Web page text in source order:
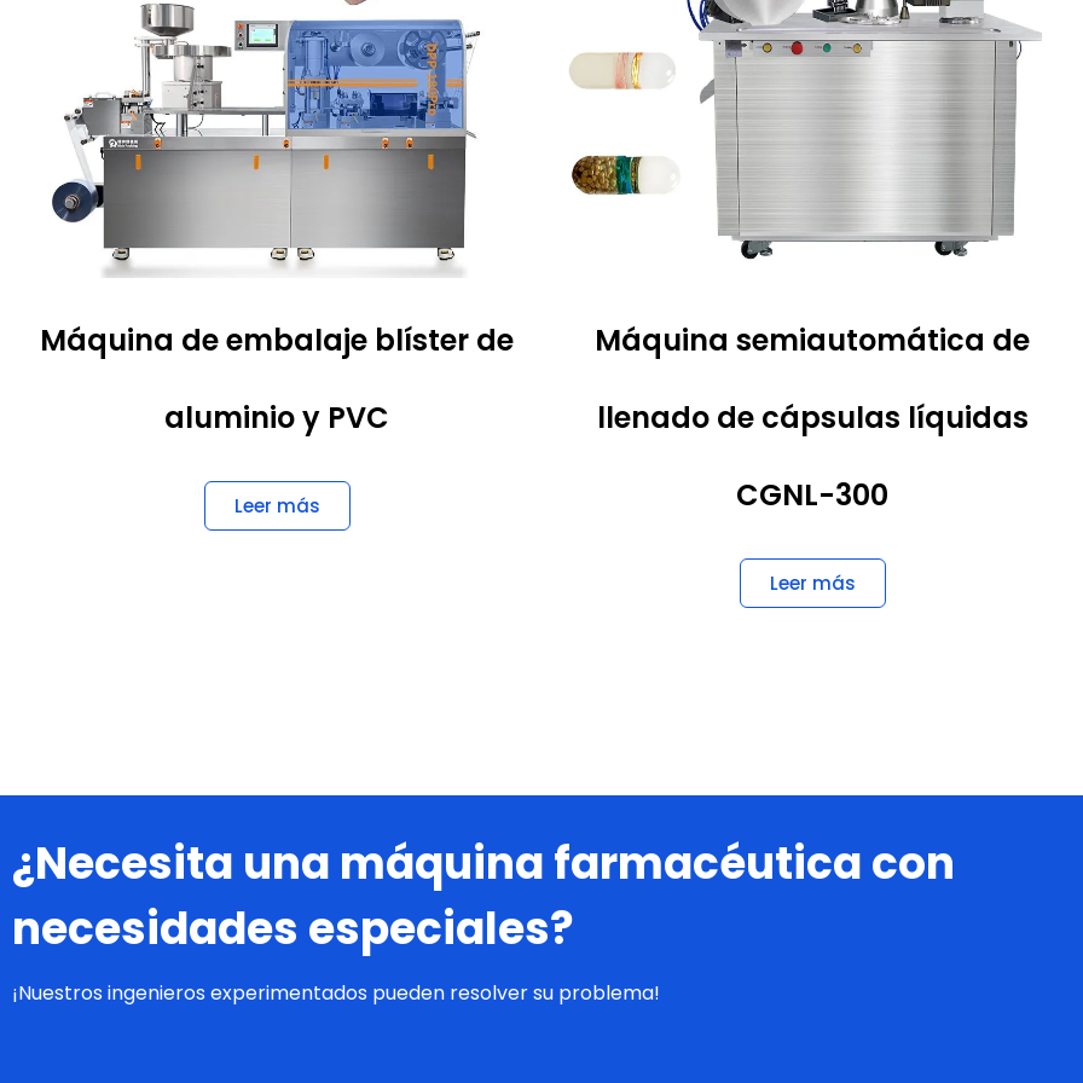
Máquina de embalaje blíster de
aluminio y PVC
Leer más
Máquina semiautomática de
llenado de cápsulas líquidas
CGNL-300
Leer más
¿Necesita una máquina farmacéutica con
necesidades especiales?
¡Nuestros ingenieros experimentados pueden resolver su problema!